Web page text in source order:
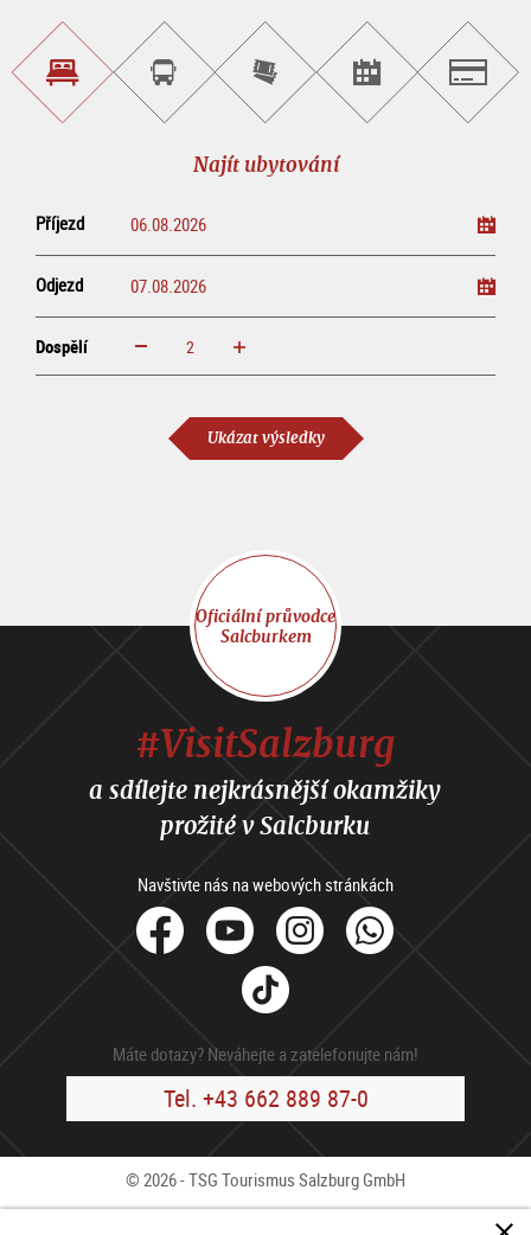
Najít
ubytování
Objednat
okružní
Zakoupit
vstupenky
on-
Najít
pořad/akci
Najít ubytování
Příjezd
Odjezd
Dospělí increase reduce
Ukázat výsledky
Oficiální průvodce
Salcburkem
#VisitSalzburg
a sdílejte nejkrásnější okamžiky
prožité v Salcburku
Navštivte nás na webových stránkách
facebook
YoutubeInstagram
Tik
Tok
Máte dotazy? Neváhejte a zatelefonujte nám!
Tel. +43 662 889 87-0
© 2026 - TSG Tourismus Salzburg GmbH